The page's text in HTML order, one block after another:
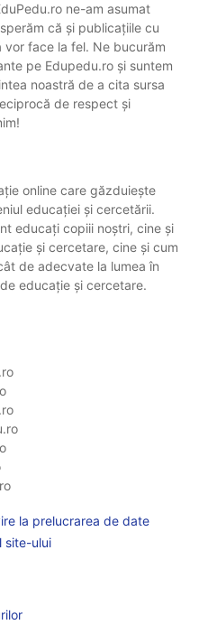
ne-am asumat
că și publicațiile cu
vor face la fel. Ne bucurăm
pe Edupedu.ro și suntem
noastră de a cita sursa
de respect și
online care găzduiește
educației și cercetării.
educați copiii noștri, cine și
și cercetare, cine și cum
de adecvate la lumea în
educație și cercetare.
la prelucrarea de date
site-ului